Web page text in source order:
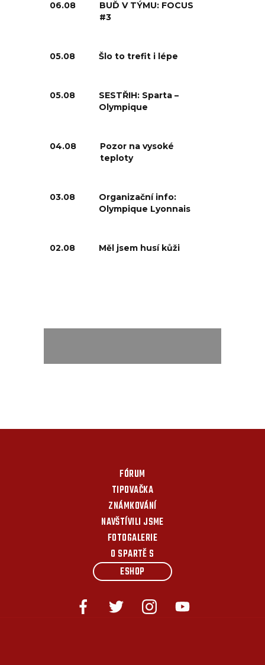
06.08
BUĎ V TÝMU: FOCUS
#3
05.08 Šlo to trefit i lépe
05.08
SESTŘIH: Sparta –
Olympique
04.08
Pozor na vysoké
teploty
03.08
Organizační info:
Olympique Lyonnais
02.08 Měl jsem husí kůži
FÓRUM
TIPOVAČKA
ZNÁMKOVÁNÍ
NAVŠTÍVILI JSME
FOTOGALERIE
O SPARTĚ S
ESHOP